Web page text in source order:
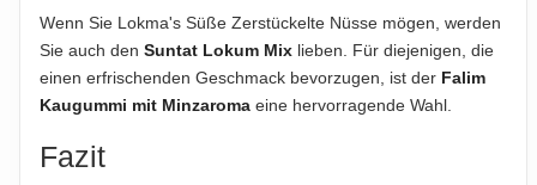
Wenn Sie Lokma's Süße Zerstückelte Nüsse mögen, werden
Sie auch den Suntat Lokum Mix lieben. Für diejenigen, die
einen erfrischenden Geschmack bevorzugen, ist der Falim
Kaugummi mit Minzaroma eine hervorragende Wahl.
Fazit